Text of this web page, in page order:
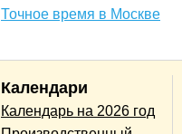
Точное время в Москве
Календари
Календарь на 2026 год